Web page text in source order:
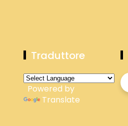
Traduttore
Powered by
Translate